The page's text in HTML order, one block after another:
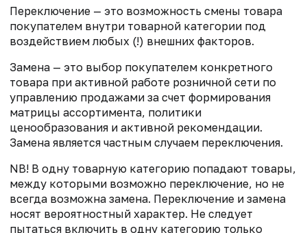
Переключение — это возможность смены товара
покупателем внутри товарной категории под
воздействием любых (!) внешних факторов.
Замена — это выбор покупателем конкретного
товара при активной работе розничной сети по
управлению продажами за счет формирования
матрицы ассортимента, политики
ценообразования и активной рекомендации.
Замена является частным случаем переключения.
NB! В одну товарную категорию попадают товары,
между которыми возможно переключение, но не
всегда возможна замена. Переключение и замена
носят вероятностный характер. Не следует
пытаться включить в одну категорию только